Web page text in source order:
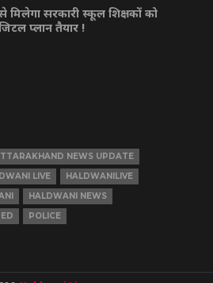
मिलेगा सरकारी स्कूल शिक्षकों को
प्लान तैयार !
NEWS UPDATE
LIVE
HALDWANILIVE
HALDWANI NEWS
POLICE